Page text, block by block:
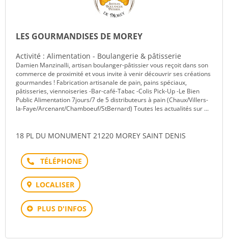
LES GOURMANDISES DE MOREY
Activité : Alimentation - Boulangerie & pâtisserie
Damien Manzinalli, artisan boulanger-pâtissier vous reçoit dans son
commerce de proximité et vous invite à venir découvrir ses créations
gourmandes ! Fabrication artisanale de pain, pains spéciaux,
pâtisseries, viennoiseries -Bar-café-Tabac -Colis Pick-Up -Le Bien
Public Alimentation 7jours/7 de 5 distributeurs à pain (Chaux/Villers-
la-Faye/Arcenant/Chamboeuf/StBernard) Toutes les actualités sur ...
18 PL DU MONUMENT 21220 MOREY SAINT DENIS
Téléphone
LOCALISER
PLUS D'INFOS